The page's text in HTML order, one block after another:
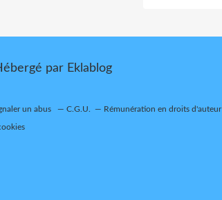
par Eklablog
un abus C.G.U. Rémunération en droits d'auteur